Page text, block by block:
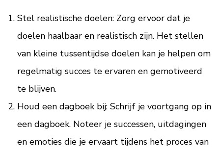
Stel realistische doelen: Zorg ervoor dat je
doelen haalbaar en realistisch zijn. Het stellen
van kleine tussentijdse doelen kan je helpen om
regelmatig succes te ervaren en gemotiveerd
te blijven.
Houd een dagboek bij: Schrijf je voortgang op in
een dagboek. Noteer je successen, uitdagingen
en emoties die je ervaart tijdens het proces van